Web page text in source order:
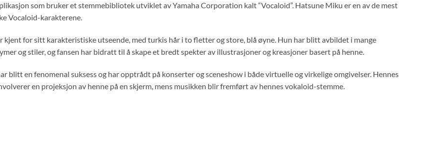
som bruker et stemmebibliotek utviklet av Yamaha Corporation kalt “Vocaloid”. Hatsune Miku er en av de mest
Vocaloid-karakterene.
kjent for sitt karakteristiske utseende, med turkis hår i to fletter og store, blå øyne. Hun har blitt avbildet i mange
og stiler, og fansen har bidratt til å skape et bredt spekter av illustrasjoner og kreasjoner basert på henne.
blitt en fenomenal suksess og har opptrådt på konserter og sceneshow i både virtuelle og virkelige omgivelser. Hennes
en projeksjon av henne på en skjerm, mens musikken blir fremført av hennes vokaloid-stemme.